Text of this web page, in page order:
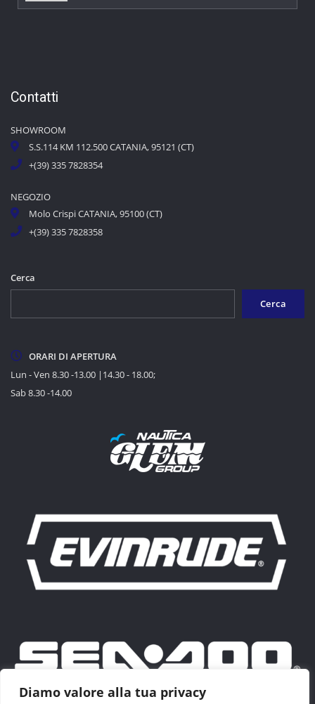
Diamo valore alla tua privacy
Contatti
SHOWROOM
S.S.114 KM 112.500 CATANIA, 95121 (CT)
+(39) 335 7828354
NEGOZIO
Molo Crispi CATANIA, 95100 (CT)
+(39) 335 7828358
Cerca
Cerca
ORARI DI APERTURA
Lun - Ven 8.30 -13.00 |14.30 - 18.00;
Sab 8.30 -14.00